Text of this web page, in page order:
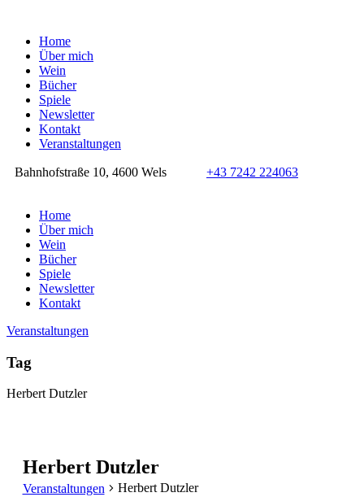
Home
Über mich
Wein
Bücher
Spiele
Newsletter
Kontakt
Veranstaltungen
Bahnhofstraße 10, 4600 Wels +43 7242 224063
Home
Über mich
Wein
Bücher
Spiele
Newsletter
Kontakt
Veranstaltungen
Tag
Herbert Dutzler
Herbert Dutzler
Veranstaltungen Herbert Dutzler